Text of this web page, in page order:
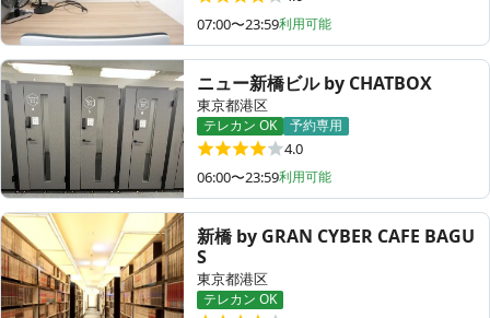
07:00〜23:59利用可能
ニュー新橋ビル by CHATBOX
東京都港区
テレカン OK 予約専用
4.0
06:00〜23:59利用可能
新橋 by GRAN CYBER CAFE BAGU
S
東京都港区
テレカン OK